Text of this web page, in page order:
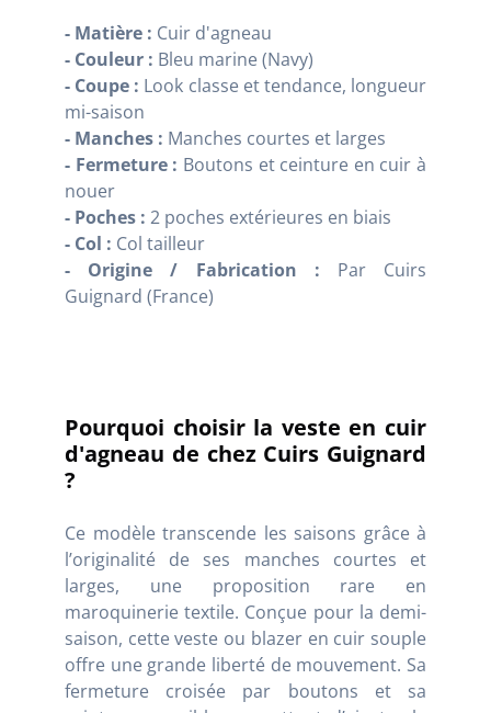
- Matière : Cuir d'agneau
- Couleur : Bleu marine (Navy)
- Coupe : Look classe et tendance, longueur
mi-saison
- Manches : Manches courtes et larges
- Fermeture : Boutons et ceinture en cuir à
nouer
- Poches : 2 poches extérieures en biais
- Col : Col tailleur
- Origine / Fabrication : Par Cuirs
Guignard (France)
Pourquoi choisir la veste en cuir
d'agneau de chez Cuirs Guignard
?
Ce modèle transcende les saisons grâce à
l’originalité de ses manches courtes et
larges, une proposition rare en
maroquinerie textile. Conçue pour la demi-
saison, cette veste ou blazer en cuir souple
offre une grande liberté de mouvement. Sa
fermeture croisée par boutons et sa